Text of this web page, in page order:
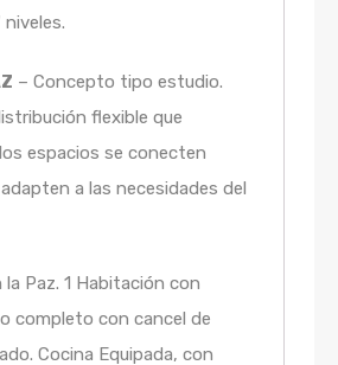
– Concepto tipo estudio.
flexible que
espacios se conecten
a las necesidades del
Paz. 1 Habitación con
completo con cancel de
Cocina Equipada, con